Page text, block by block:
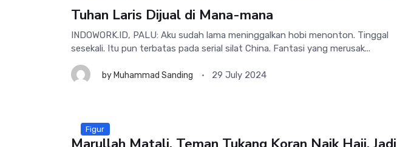
Tuhan Laris Dijual di Mana-mana
INDOWORK.ID, PALU: Aku sudah lama meninggalkan hobi menonton. Tinggal
sesekali. Itu pun terbatas pada serial silat China. Fantasi yang merusak...
by Muhammad Sanding 29 July 2024
Figur